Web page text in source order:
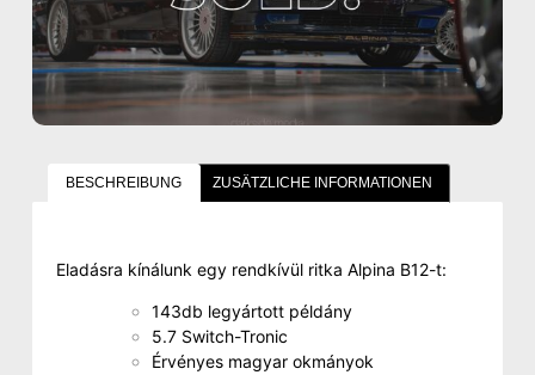
BESCHREIBUNG ZUSÄTZLICHE INFORMATIONEN
Eladásra kínálunk egy rendkívül ritka Alpina B12-t:
143db legyártott példány
5.7 Switch-Tronic
Érvényes magyar okmányok